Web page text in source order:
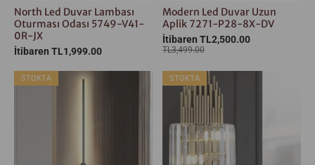
North Led Duvar Lambası
Oturması Odası 5749-V41-
0R-JX
İtibaren TL1,999.00
Modern Led Duvar Uzun
Aplik 7271-P28-8X-DV
İtibaren TL2,500.00
TL3,499.00
STOKTA STOKTA